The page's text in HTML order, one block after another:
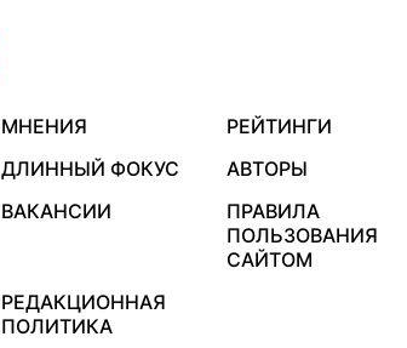
МНЕНИЯ
РЕЙТИНГИ
ДЛИННЫЙ ФОКУС
АВТОРЫ
ВАКАНСИИ
ПРАВИЛА
ПОЛЬЗОВАНИЯ
САЙТОМ
РЕДАКЦИОННАЯ
ПОЛИТИКА